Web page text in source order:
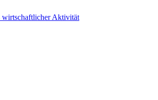
wirtschaftlicher Aktivität